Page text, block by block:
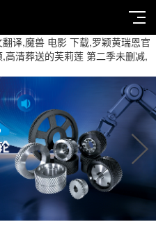
译,魔兽 电影 下载,罗颖黄瑞恩官
清葬送的芙莉莲 第二季未删减,